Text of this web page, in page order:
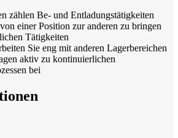
zählen Be- und Entladungstätigkeiten
einer Position zur anderen zu bringen
Tätigkeiten
Sie eng mit anderen Lagerbereichen
aktiv zu kontinuierlichen
bei